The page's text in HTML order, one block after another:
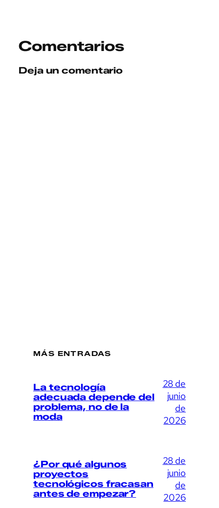
Comentarios
Deja un comentario
MÁS ENTRADAS
La tecnología
adecuada depende del
problema, no de la
moda
28 de
junio
de
2026
¿Por qué algunos
proyectos
tecnológicos fracasan
antes de empezar?
28 de
junio
de
2026